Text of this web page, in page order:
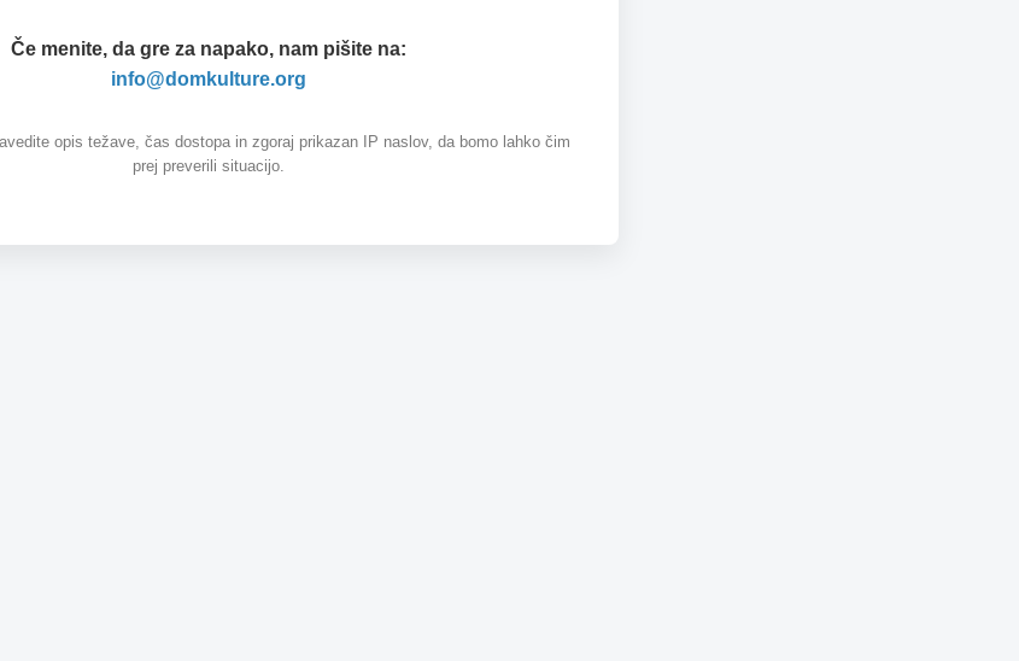
Če menite, da gre za napako, nam pišite na:
info@domkulture.org
opis težave, čas dostopa in zgoraj prikazan IP naslov, da bomo lahko čim
prej preverili situacijo.